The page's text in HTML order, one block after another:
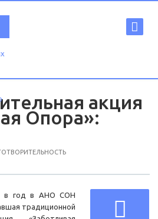
акция
Опора»:
в год в АНО СОН
традиционной